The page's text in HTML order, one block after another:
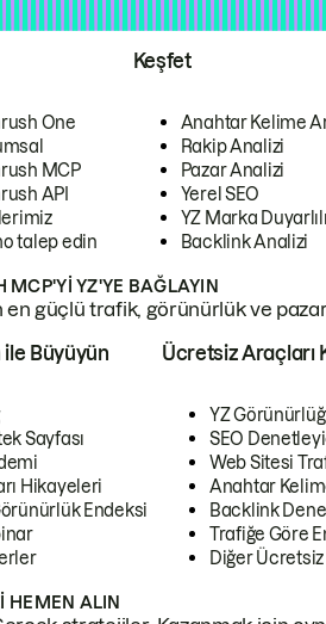
One
MCP
API
talep edin
Keşfet
Anahtar Kelime
Rakip Analizi
Pazar Analizi
Yerel SEO
YZ Marka
Backlink Analizi
MCP'YI YZ'YE BAĞLAYIN
en güçlü trafik, görünürlük ve
Büyüyün
Sayfası
Hikayeleri
Endeksi
Ücretsiz Araçları
YZ
SEO
Web Sitesi
Anahtar
Backlink
Trafiğe Göre
Diğer
HEMEN ALIN